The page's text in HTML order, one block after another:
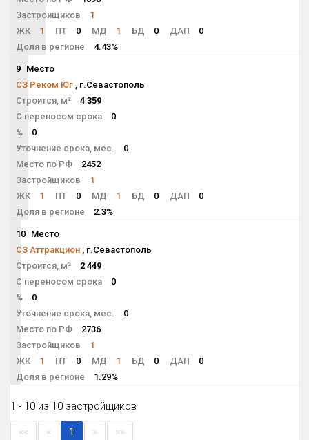
Застройщиков
1
ЖК
1 ПТ 0 МД 1 БД 0 ДАП
0
Доля в регионе
4.43%
9 Место
СЗ Реком Юг , г.Севастополь
Строится, м²
4 359
С переносом срока
0
%
0
Уточнение срока, мес.
0
Место по РФ
2452
Застройщиков
1
ЖК
1 ПТ 0 МД 1 БД 0 ДАП
0
Доля в регионе
2.3%
10 Место
СЗ Аттракцион , г.Севастополь
Строится, м²
2 449
С переносом срока
0
%
0
Уточнение срока, мес.
0
Место по РФ
2736
Застройщиков
1
ЖК
1 ПТ 0 МД 1 БД 0 ДАП
0
Доля в регионе
1.29%
1 - 10 из 10 застройщиков
«« « 1 » »»